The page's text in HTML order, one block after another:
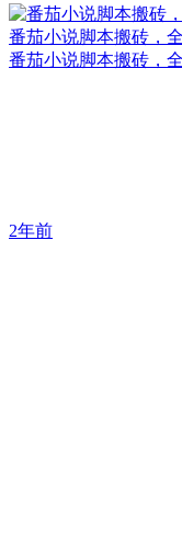
番茄小说脚本搬砖，
番茄小说脚本搬砖，
2年前